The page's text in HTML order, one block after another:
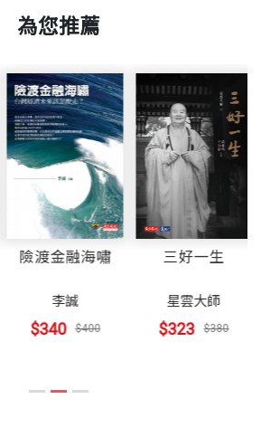
市之路 郝龍斌
李開復
書伍
的機會及遠景 丁紹曾
灣資本市場運籌 劉宇環
隔一甲子；這是具有特殊意義的
批從中國大陸流離到台灣、香
人，他們落地生根，自立自強，
界。
歷經大躍進、三反五反、文化大
真正邁入現代化、改革開放的
人口，創造了許多世界第一（根
第一；經常帳順差四千二百六十
展歷程的一些觀察
統執政後，兩岸關係終於進入
信、擱置爭議、共創雙贏」的新
京（我的出生地）只要九十分
的高鐵還要快時，兩岸在一瞬間
樂觀願景。
景」是結合「機會」與「想像」
大學（原為台北商職）、中興大
三校傑出校友獎。
州立大學經濟發展博士，應聘為
校區）經濟系助理教授，繼續發
升任正教授，並出任經濟系主任
〇）。
一九九八年威州州長卓越貢獻
訪問教授名人堂。二〇一三年亞
〇二〇年國立台北商業大學第一
天下文化
軟皮精裝
為您推薦
險渡金融海嘯
李誠
$340 $400
三好一生
星雲大師
$323 $380